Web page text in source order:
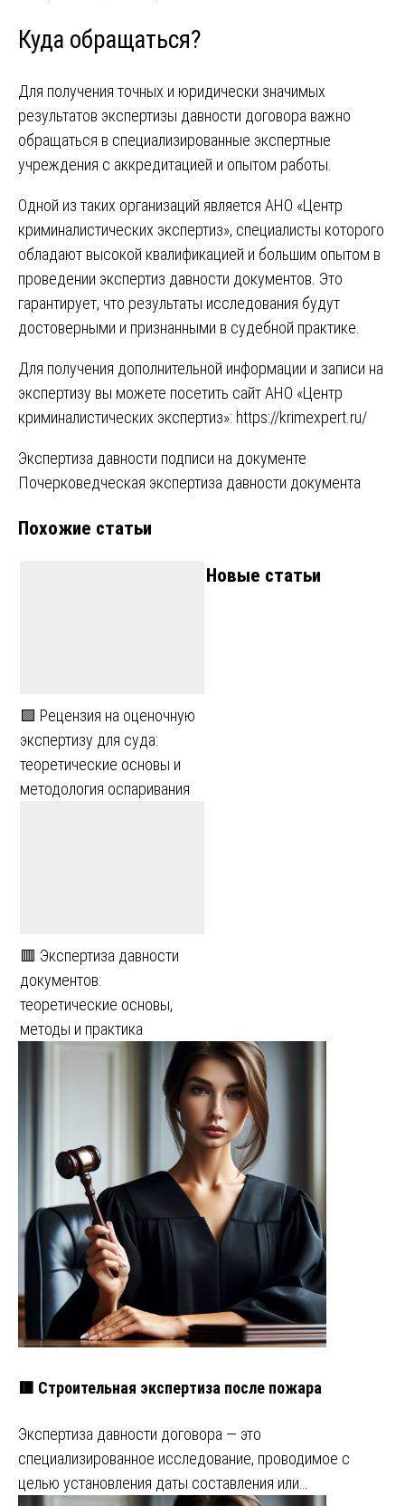
Куда обращаться?
Для получения точных и юридически значимых
результатов экспертизы давности договора важно
обращаться в специализированные экспертные
учреждения с аккредитацией и опытом работы.
Одной из таких организаций является АНО «Центр
криминалистических экспертиз», специалисты которого
обладают высокой квалификацией и большим опытом в
проведении экспертиз давности документов. Это
гарантирует, что результаты исследования будут
достоверными и признанными в судебной практике.
Для получения дополнительной информации и записи на
экспертизу вы можете посетить сайт АНО «Центр
криминалистических экспертиз»: https://krimexpert.ru/
Навигация
записям
Экспертиза давности подписи на документе
Почерковедческая экспертиза давности документа
Похожие статьи
🟩 Рецензия на оценочную
экспертизу для суда:
теоретические основы и
методология оспаривания
🟥 Экспертиза давности
документов:
теоретические основы,
методы и практика
Новые статьи
🟥 Строительная экспертиза после пожара
Экспертиза давности договора — это
специализированное исследование, проводимое с
целью установления даты составления или…